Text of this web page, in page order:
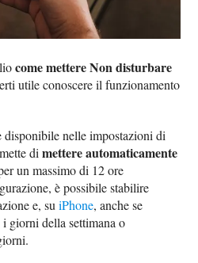
come mettere Non disturbare
utile conoscere il funzionamento
nelle impostazioni di
dimettere automaticamente
un massimo di 12 ore
è possibile stabilire
e, suiPhone, anche se
giorni della settimana o